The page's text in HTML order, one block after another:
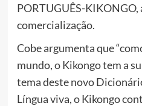
PORTUGUÊS-
comercialização.
Cobe argumenta que
mundo, o Kikongo tem a
tema deste novo
Língua viva, o Kikongo